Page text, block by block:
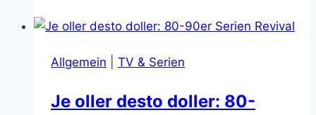
in
Things
3
Allgemein TV & Serien
Je oller desto doller: 80-